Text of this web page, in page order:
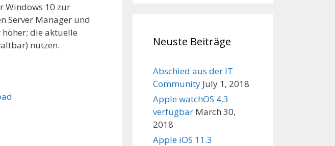
Windows 10 zur
Server Manager und
höher; die aktuelle
nutzen.
Neuste Beiträge
Abschied aus der IT
Community July 1, 2018
Apple watchOS 4.3
verfügbar March 30,
2018
Apple iOS 11.3